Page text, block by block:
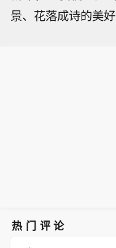
景、花落成诗的美好
热门评论